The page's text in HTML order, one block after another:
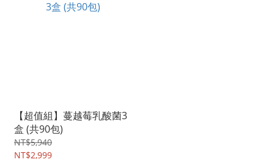
【超值組】蔓越莓乳酸菌3
盒 (共90包)
NT$5,940
NT$2,999